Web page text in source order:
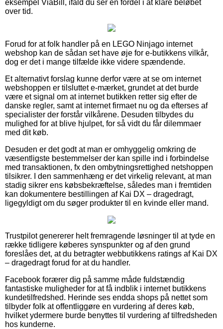
eksempel ViaBill, ifald du ser en fordel i at klare beløbet
over tid.
Forud for at folk handler på en LEGO Ninjago internet
webshop kan de sådan set have øje for e-butikkens vilkår,
dog er det i mange tilfælde ikke videre spændende.
Et alternativt forslag kunne derfor være at se om internet
webshoppen er tilsluttet e-mærket, grundet at det burde
være et signal om at internet butikken retter sig efter de
danske regler, samt at internet firmaet nu og da efterses af
specialister der forstår vilkårene. Desuden tilbydes du
mulighed for at blive hjulpet, for så vidt du får dilemmaer
med dit køb.
Desuden er det godt at man er omhyggelig omkring de
væsentligste bestemmelser der kan spille ind i forbindelse
med transaktionen, fx den ombytningsrettighed netshoppen
tilsikrer. I den sammenhæng er det virkelig relevant, at man
stadig sikrer ens købsbekræftelse, således man i fremtiden
kan dokumentere bestillingen af Kai DX – dragedragt,
ligegyldigt om du søger produkter til en kvinde eller mand.
Trustpilot genererer helt fremragende løsninger til at tyde en
række tidligere køberes synspunkter og af den grund
foreslåes det, at du betragter webbutikkens ratings af Kai DX
– dragedragt forud for at du handler.
Facebook forærer dig på samme måde fuldstændig
fantastiske muligheder for at få indblik i internet butikkens
kundetilfredshed. Herinde ses endda shops på nettet som
tilbyder folk at offentliggøre en vurdering af deres køb,
hvilket ydermere burde benyttes til vurdering af tilfredsheden
hos kunderne.